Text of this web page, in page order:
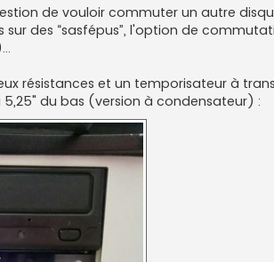
de vouloir commuter un autre
des “sasfépus”, l'option de
résistances et un temporisateur à
du bas (version à condensateur) :